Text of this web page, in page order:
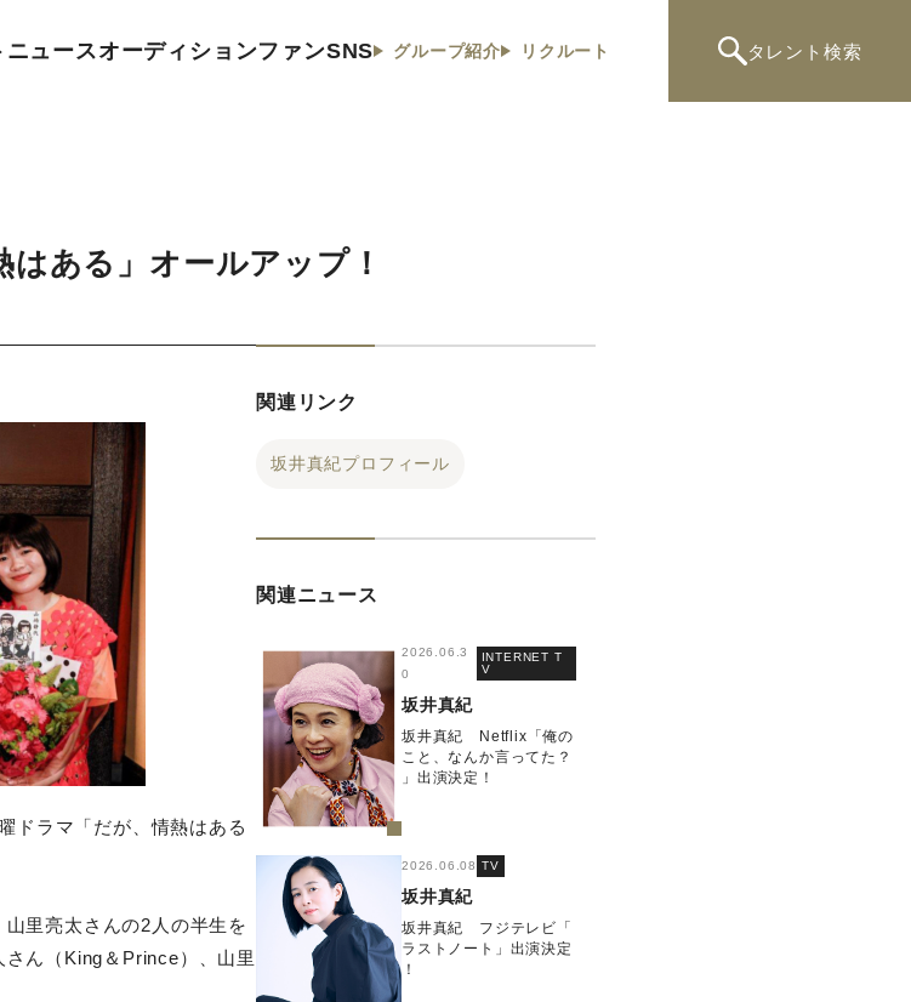
ニュースオーディションファンSNS グループ紹介 リクルート タレント 検索
ある」オールアップ！
ドラマ「だが、情熱はある
山里亮太さんの2人の半生を
さん（King＆Prince）、山里
関連リンク
坂井真紀プロフィール
関連ニュース
2026.06.3
0
INTERNET T
V
坂井真紀
坂井真紀 Netflix「俺の
こと、なんか言ってた？
」出演決定！
2026.06.08 TV
坂井真紀
坂井真紀 フジテレビ「
ラストノート」出演決定
！